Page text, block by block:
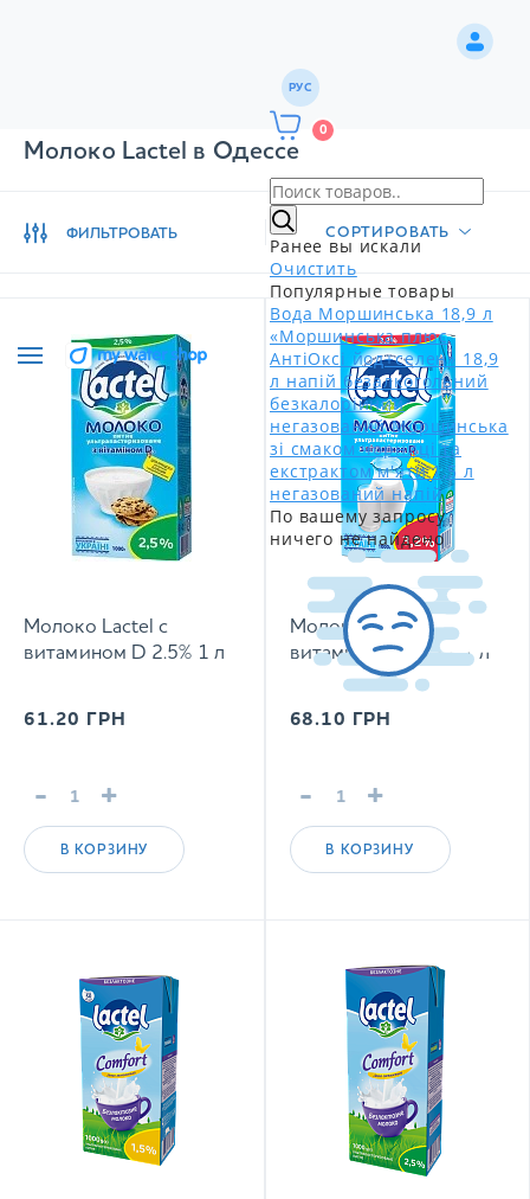
РУС
0
Ранее вы искали
Очистить
Популярные товары
Вода Моршинська 18,9 л
«Моршинська плюс
АнтіОксі йод+селен» 18,9
л напій безалкогольний
безкалорійний
негазований Моршинська
зі смаком чорниці та
екстрактом м'яти 1,5 л
негазований напій
По вашему запросу
ничего не найдено
Молоко Lactel в Одессе
ФИЛЬТРОВАТЬ СОРТИРОВАТЬ
Молоко Lactel с
витамином D 2.5% 1 л
61.20 ГРН
- +
В КОРЗИНУ
Молоко Lactel с
витамином D 3.2% 1 л
68.10 ГРН
- +
В КОРЗИНУ